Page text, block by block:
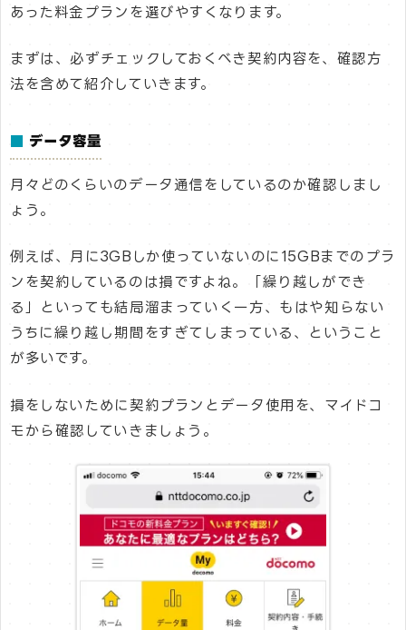
あった料金プランを選びやすくなります。
まずは、必ずチェックしておくべき契約内容を、確認方
法を含めて紹介していきます。
データ容量
月々どのくらいのデータ通信をしているのか確認しまし
ょう。
例えば、月に3GBしか使っていないのに15GBまでのプラ
ンを契約しているのは損ですよね。「繰り越しができ
る」といっても結局溜まっていく一方、もはや知らない
うちに繰り越し期間をすぎてしまっている、ということ
が多いです。
損をしないために契約プランとデータ使用を、マイドコ
モから確認していきましょう。